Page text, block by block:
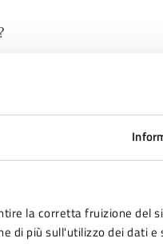
la corretta fruizione del
di più sull'utilizzo dei dati e
in precisi momenti
indicazioni precise
ai genitori
la strada
per presentarsi
adesioni dei